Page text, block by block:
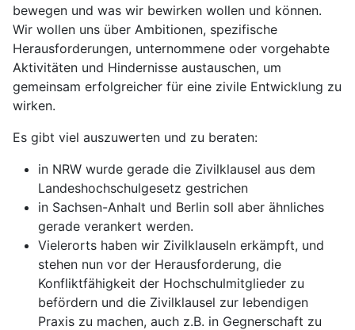
bewegen und was wir bewirken wollen und können.
Wir wollen uns über Ambitionen, spezifische
Herausforderungen, unternommene oder vorgehabte
Aktivitäten und Hindernisse austauschen, um
gemeinsam erfolgreicher für eine zivile Entwicklung zu
wirken.
Es gibt viel auszuwerten und zu beraten:
in NRW wurde gerade die Zivilklausel aus dem
Landeshochschulgesetz gestrichen
in Sachsen-Anhalt und Berlin soll aber ähnliches
gerade verankert werden.
Vielerorts haben wir Zivilklauseln erkämpft, und
stehen nun vor der Herausforderung, die
Konfliktfähigkeit der Hochschulmitglieder zu
befördern und die Zivilklausel zur lebendigen
Praxis zu machen, auch z.B. in Gegnerschaft zu